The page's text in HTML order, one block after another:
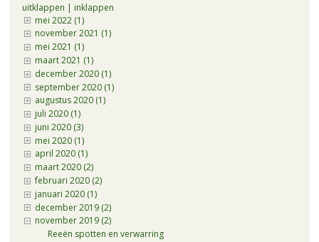
uitklappen | inklappen
mei 2022 (1)
november 2021 (1)
mei 2021 (1)
maart 2021 (1)
december 2020 (1)
september 2020 (1)
augustus 2020 (1)
juli 2020 (1)
juni 2020 (3)
mei 2020 (1)
april 2020 (1)
maart 2020 (2)
februari 2020 (2)
januari 2020 (1)
december 2019 (2)
november 2019 (2)
Reeën spotten en verwarring